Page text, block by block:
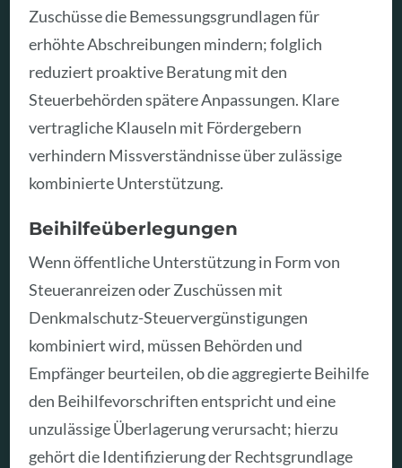
Zuschüsse die Bemessungsgrundlagen für
erhöhte Abschreibungen mindern; folglich
reduziert proaktive Beratung mit den
Steuerbehörden spätere Anpassungen. Klare
vertragliche Klauseln mit Fördergebern
verhindern Missverständnisse über zulässige
kombinierte Unterstützung.
Beihilfeüberlegungen
Wenn öffentliche Unterstützung in Form von
Steueranreizen oder Zuschüssen mit
Denkmalschutz-Steuervergünstigungen
kombiniert wird, müssen Behörden und
Empfänger beurteilen, ob die aggregierte Beihilfe
den Beihilfevorschriften entspricht und eine
unzulässige Überlagerung verursacht; hierzu
gehört die Identifizierung der Rechtsgrundlage